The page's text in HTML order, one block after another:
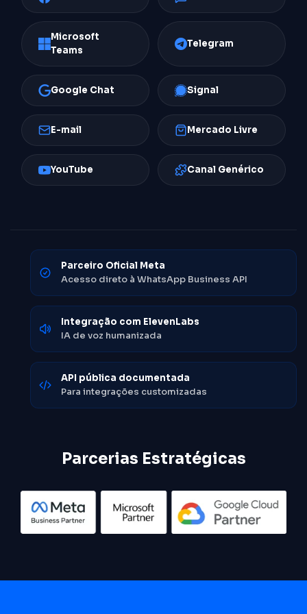
Microsoft
Teams
Telegram
Google Chat Signal
E-mail Mercado Livre
YouTube Canal Genérico
Parceiro Oficial Meta
Acesso direto à WhatsApp Business API
Integração com ElevenLabs
IA de voz humanizada
API pública documentada
Para integrações customizadas
Parcerias Estratégicas